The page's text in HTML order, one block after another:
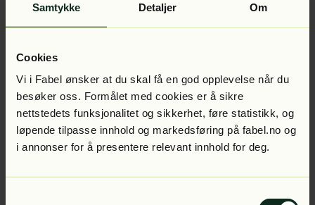
Samtykke Detaljer Om
Cookies
Vi i Fabel ønsker at du skal få en god opplevelse når du
besøker oss. Formålet med cookies er å sikre
nettstedets funksjonalitet og sikkerhet, føre statistikk, og
løpende tilpasse innhold og markedsføring på fabel.no og
i annonser for å presentere relevant innhold for deg.